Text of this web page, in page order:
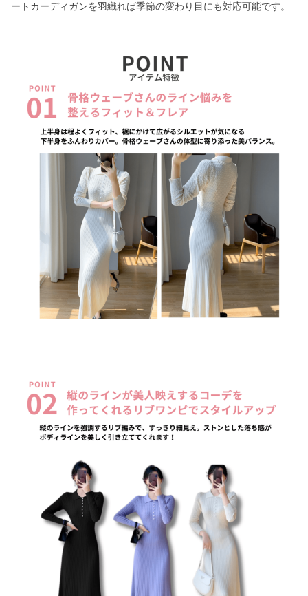
ートカーディガンを羽織れば季節の変わり目にも対応可能です。